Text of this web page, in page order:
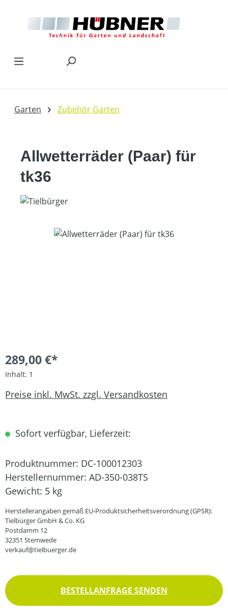
Garten Zubehör Garten
Allwetterräder (Paar) für
tk36
Bildergalerie überspringen
289,00 €*
Inhalt: 1
Preise inkl. MwSt. zzgl. Versandkosten
Sofort verfügbar, Lieferzeit:
Produktnummer: DC-100012303
Herstellernummer: AD-350-038TS
Gewicht: 5 kg
Herstellerangaben gemäß EU-Produktsicherheitsverordnung (GPSR):
Tielbürger GmbH & Co. KG
Postdamm 12
32351 Stemwede
verkauf@tielbuerger.de
BESTELLANFRAGE SENDEN